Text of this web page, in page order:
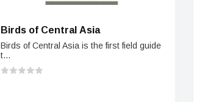
Birds of Central Asia
Birds of Central Asia is the first field guide
t...